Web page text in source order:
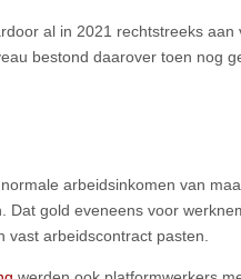
al in 2021 rechtstreeks aan
bestond daarover toen nog
arbeidsinkomen van
Dat gold eveneens voor
arbeidscontract pasten.